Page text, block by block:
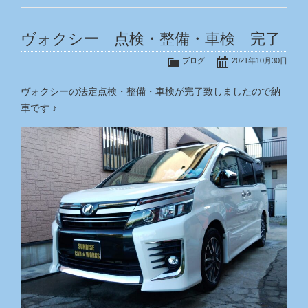
ヴォクシー 点検・整備・車検 完了
2021年10月30日
ブログ
ヴォクシーの法定点検・整備・車検が完了致しましたので納
車です ♪